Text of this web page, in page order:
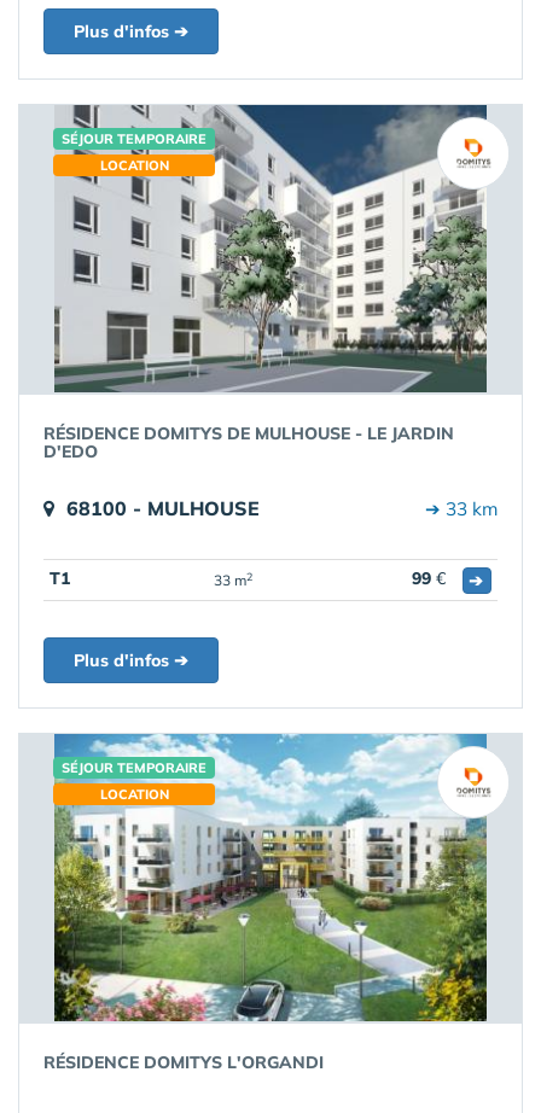
Plus d'infos ➔
SÉJOUR TEMPORAIRE
LOCATION
RÉSIDENCE DOMITYS DE MULHOUSE - LE JARDIN
D'EDO
68100 - MULHOUSE ➔ 33 km
T1 33 m2 99 € ➔
Plus d'infos ➔
SÉJOUR TEMPORAIRE
LOCATION
RÉSIDENCE DOMITYS L'ORGANDI